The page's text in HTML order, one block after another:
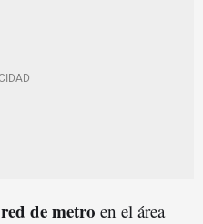
de metro en el área